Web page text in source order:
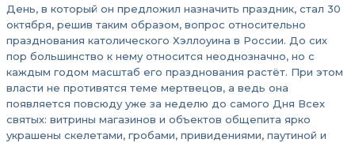
День, в который он предложил назначить праздник, стал 30
октября, решив таким образом, вопрос относительно
празднования католического Хэллоуина в России. До сих
пор большинство к нему относится неоднозначно, но с
каждым годом масштаб его празднования растёт. При этом
власти не противятся теме мертвецов, а ведь она
появляется повсюду уже за неделю до самого Дня Всех
святых: витрины магазинов и объектов общепита ярко
украшены скелетами, гробами, привидениями, паутиной и